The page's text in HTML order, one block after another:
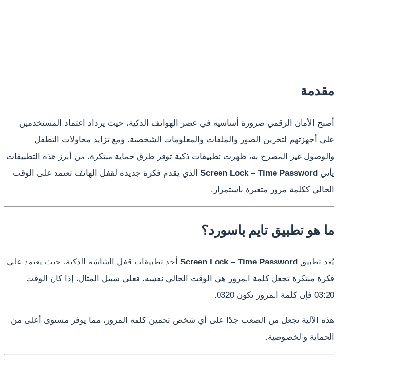
مقدمة
أصبح الأمان الرقمي ضرورة أساسية في عصر الهواتف الذكية، حيث يزداد اعتماد المستخدمين
على أجهزتهم لتخزين الصور والملفات والمعلومات الشخصية. ومع تزايد محاولات التطفل
والوصول غير المصرح به، ظهرت تطبيقات ذكية توفر طرق حماية مبتكرة. من أبرز هذه التطبيقات
يأتيScreen Lock – Time Password الذي يقدم فكرة جديدة لقفل الهاتف تعتمد على الوقت
الحالي ككلمة مرور متغيرة باستمرار.
ما هو تطبيق تايم باسورد؟
يُعد تطبيقScreen Lock – Time Password أحد تطبيقات قفل الشاشة الذكية، حيث يعتمد على
فكرة مبتكرة تجعل كلمة المرور هي الوقت الحالي نفسه. فعلى سبيل المثال، إذا كان الوقت
03:20 فإن كلمة المرور تكون 0320.
هذه الآلية تجعل من الصعب جدًا على أي شخص تخمين كلمة المرور، مما يوفر مستوى أعلى من
الحماية والخصوصية.